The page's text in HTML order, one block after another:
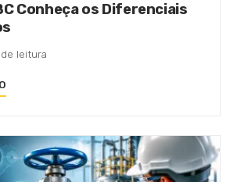
Conheça os Diferenciais
leitura